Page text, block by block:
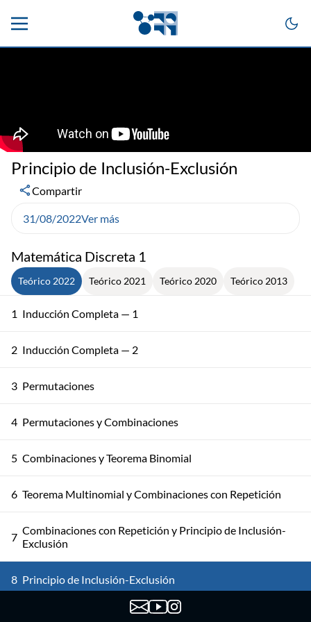
Matemática Discreta 1
Teórico 2022 Teórico 2021 Teórico 2020 Teórico 2013
1 Inducción Completa — 1
2 Inducción Completa — 2
3 Permutaciones
4 Permutaciones y Combinaciones
5 Combinaciones y Teorema Binomial
6 Teorema Multinomial y Combinaciones con Repetición
7 Combinaciones con Repetición y Principio de Inclusión-
Exclusión
8 Principio de Inclusión-Exclusión
Principio de Inclusión-Exclusión: Aplicaciones
Principio de Inclusión-Exclusión
Compartir
31/08/2022Ver más